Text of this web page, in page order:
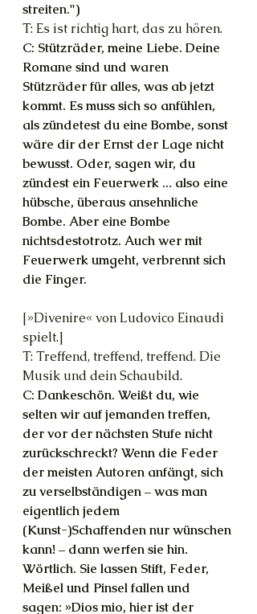
streiten.")
T: Es ist richtig hart, das zu hören.
C: Stützräder, meine Liebe. Deine
Romane sind und waren
Stützräder für alles, was ab jetzt
kommt. Es muss sich so anfühlen,
als zündetest du eine Bombe, sonst
wäre dir der Ernst der Lage nicht
bewusst. Oder, sagen wir, du
zündest ein Feuerwerk ... also eine
hübsche, überaus ansehnliche
Bombe. Aber eine Bombe
nichtsdestotrotz. Auch wer mit
Feuerwerk umgeht, verbrennt sich
die Finger.
[»Divenire« von Ludovico Einaudi
spielt.]
T: Treffend, treffend, treffend. Die
Musik und dein Schaubild.
C: Dankeschön. Weißt du, wie
selten wir auf jemanden treffen,
der vor der nächsten Stufe nicht
zurückschreckt? Wenn die Feder
der meisten Autoren anfängt, sich
zu verselbständigen – was man
eigentlich jedem
(Kunst-)Schaffenden nur wünschen
kann! – dann werfen sie hin.
Wörtlich. Sie lassen Stift, Feder,
Meißel und Pinsel fallen und
sagen: »Dios mio, hier ist der